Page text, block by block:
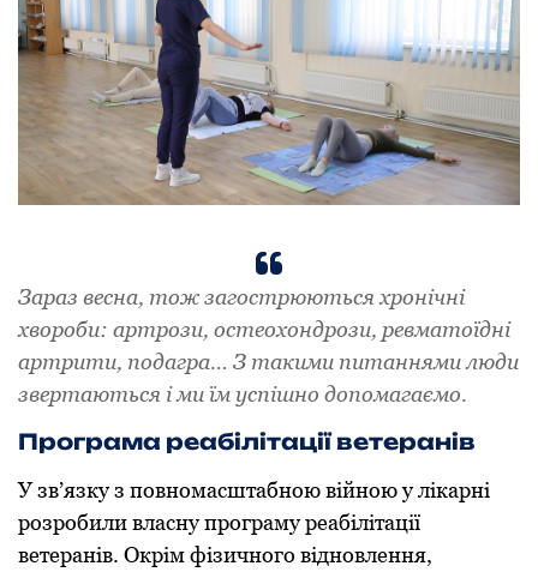
Зараз весна, тож загострюються хронічні
хвороби: артрози, остеохондрози, ревматоїдні
артрити, подагра… З такими питаннями люди
звертаються і ми їм успішно допомагаємо.
Програма реабілітації ветеранів
У зв’язку з повномасштабною війною у лікарні
розробили власну програму реабілітації
ветеранів. Окрім фізичного відновлення,